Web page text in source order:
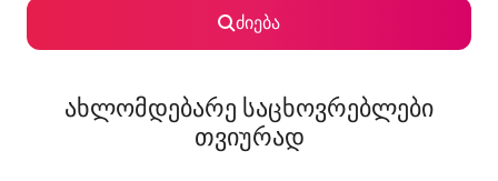
ძიება
ახლომდებარე საცხოვრებლები
თვიურად